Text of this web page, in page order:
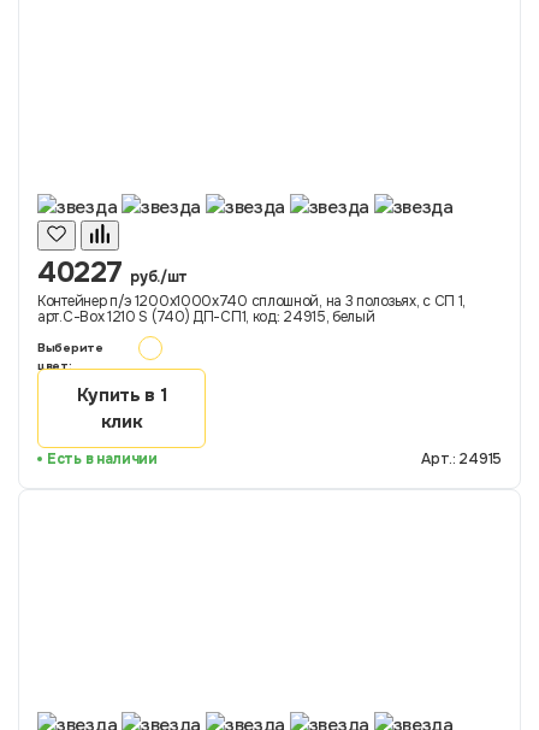
40227 руб./шт
Контейнер п/э 1200х1000х740 сплошной, на 3 полозьях, с СП 1,
арт.C-Box 1210 S (740) ДП-СП1, код: 24915, белый
Выберите
цвет:
Купить в 1
клик
Есть в наличии Арт.: 24915